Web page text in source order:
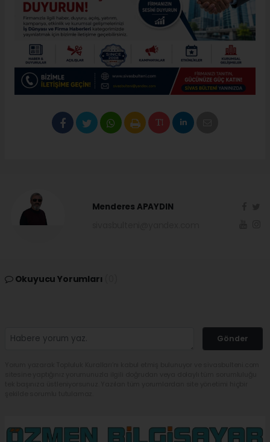
Menderes APAYDIN
Okuyucu Yorumları
Gönder